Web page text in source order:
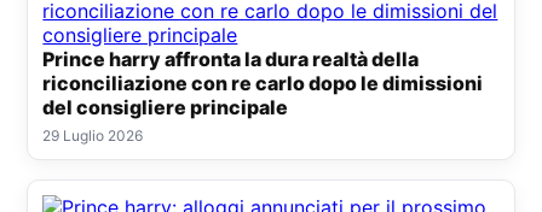
Prince harry affronta la dura realtà della
riconciliazione con re carlo dopo le dimissioni
del consigliere principale
29 Luglio 2026